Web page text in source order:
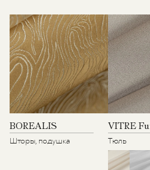
BOREALIS
Шторы, подушка
VITRE
Тюль